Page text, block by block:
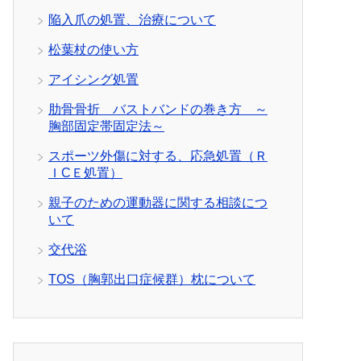
陥入爪の処置、治療について
松葉杖の使い方
アイシング処置
肋骨骨折 バストバンドの巻き方 ～
胸部固定帯固定法～
スポーツ外傷に対する、応急処置（Ｒ
ＩCＥ処置）
親子のための運動器に関する相談につ
いて
交代浴
TOS（胸郭出口症候群）枕について